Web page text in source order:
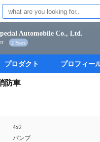
Automobile Co., Ltd.
2 Years
プロダクト プロフィー
防車
4x2
パンプ